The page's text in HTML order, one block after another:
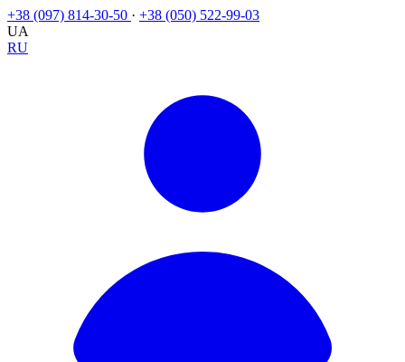
+38 (097) 814-30-50 · +38 (050) 522-99-03
UA
RU